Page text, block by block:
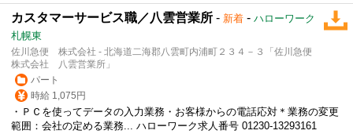
カスタマーサービス職／八雲営業所 - 新着 - ハローワーク
札幌東
佐川急便 株式会社 - 北海道二海郡八雲町内浦町２３４－３「佐川急便
株式会社 八雲営業所」
パート
時給 1,075円
・ＰＣを使ってデータの入力業務・お客様からの電話応対＊業務の変更
範囲：会社の定める業務... ハローワーク求人番号 01230-13293161